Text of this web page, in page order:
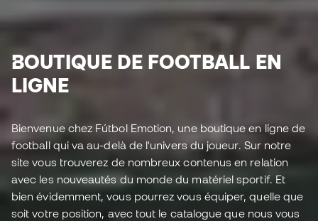
BOUTIQUE DE FOOTBALL EN
LIGNE
Bienvenue chez Fútbol Emotion, une boutique en ligne de
football qui va au-delà de l'univers du joueur. Sur notre
site vous trouverez de nombreux contenus en relation
avec les nouveautés du monde du matériel sportif. Et
bien évidemment, vous pourrez vous équiper, quelle que
soit votre position, avec tout le catalogue que nous vous